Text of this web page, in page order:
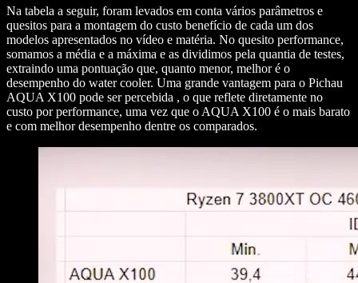
Na tabela a seguir, foram levados em conta vários parâmetros e
quesitos para a montagem do custo benefício de cada um dos
modelos apresentados no vídeo e matéria. No quesito performance,
somamos a média e a máxima e as dividimos pela quantia de testes,
extraindo uma pontuação que, quanto menor, melhor é o
desempenho do water cooler. Uma grande vantagem para o Pichau
AQUA X100 pode ser percebida , o que reflete diretamente no
custo por performance, uma vez que o AQUA X100 é o mais barato
e com melhor desempenho dentre os comparados.